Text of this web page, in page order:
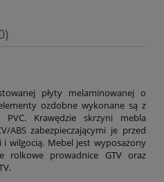
płyty melaminowanej o
ozdobne wykonane są z
Krawędzie skrzyni mebla
ABS zabezpieczającymi je przed
i wilgocią. Mebel jest wyposażony
rolkowe prowadnice GTV oraz